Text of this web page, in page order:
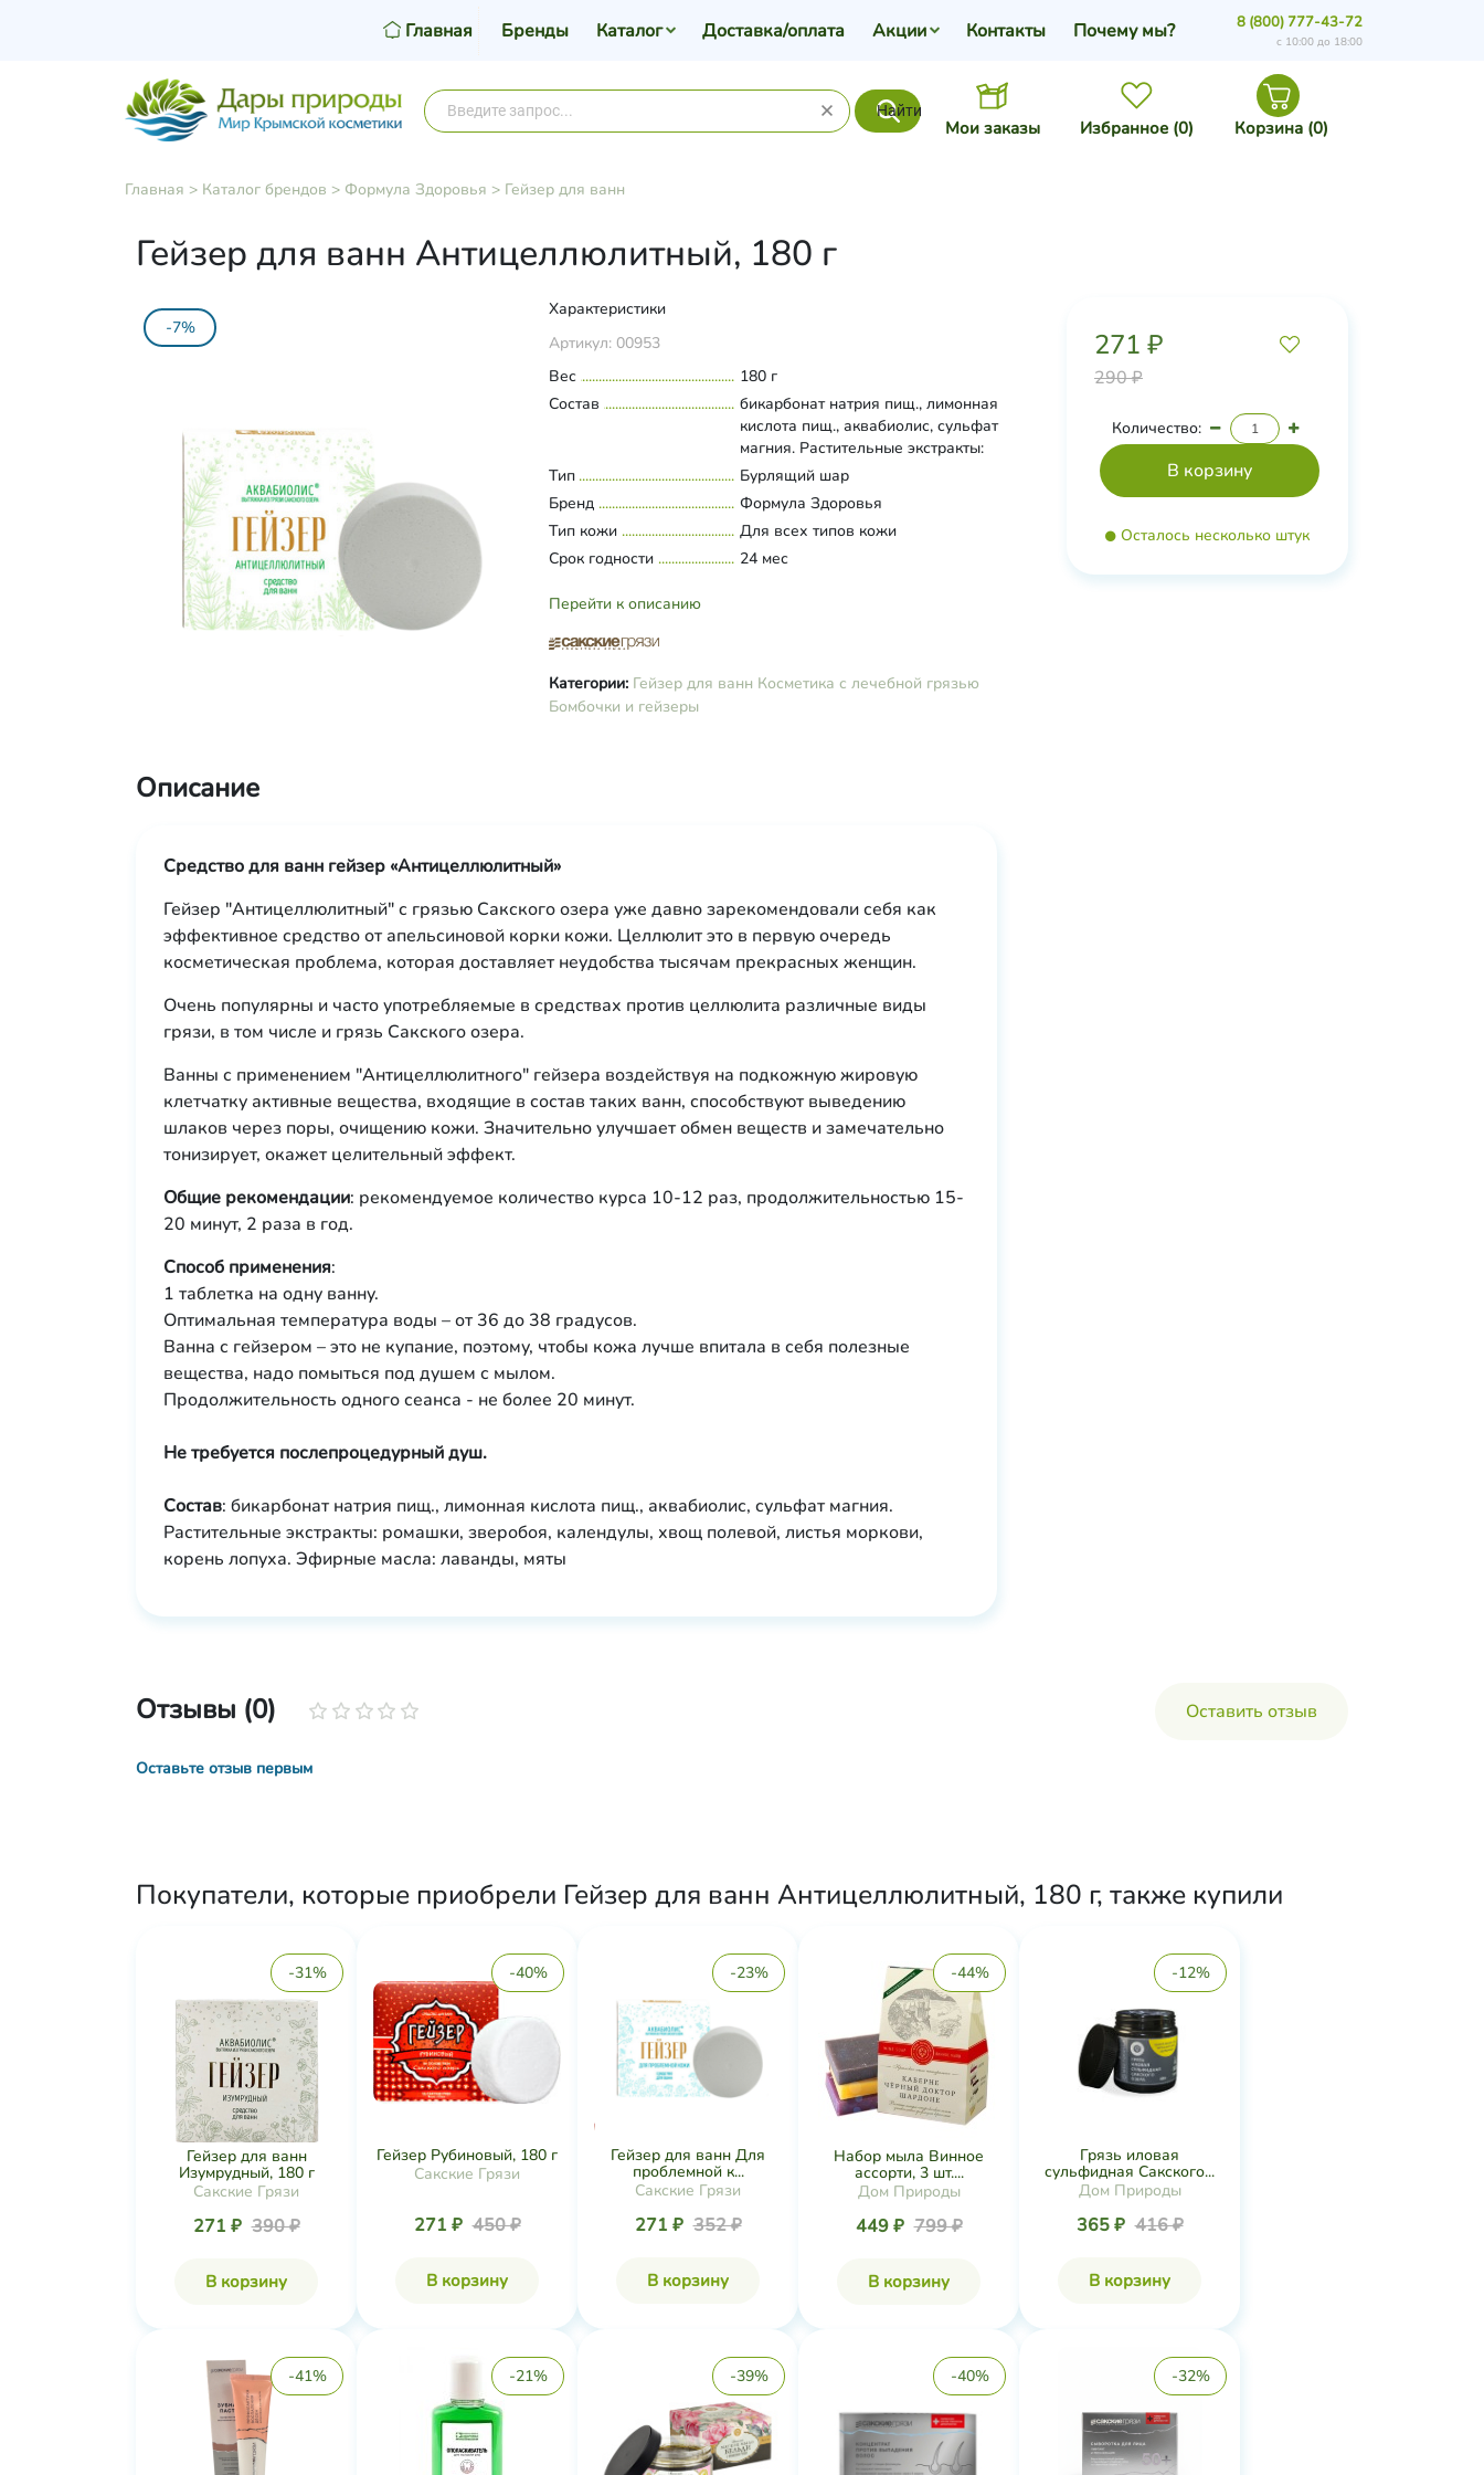
Найти
Мои заказы Избранное (0) Корзина (0)
Главная Бренды Каталог Доставка/оплата Акции Контакты Почему мы? 8 (800) 777-43-72
с 10:00 до 18:00
Главная > Каталог брендов > Формула Здоровья > Гейзер для ванн
Гейзер для ванн Антицеллюлитный, 180 г
-7%
Характеристики
Артикул: 00953
Вес
180 г
Состав
бикарбонат натрия пищ., лимонная
кислота пищ., аквабиолис, сульфат
магния. Растительные экстракты:
ромашки, зверобоя, календулы, хвощ
полевой, листья моркови, корень
лопуха. Эфирные масла: лаванды, мяты.
Развернуть состав
Тип
Бурлящий шар
Бренд
Формула Здоровья
Тип кожи
Для всех типов кожи
Срок годности
24 мес
Перейти к описанию
Категории: Гейзер для ванн Косметика с лечебной грязью
Бомбочки и гейзеры
271 ₽
290 ₽
Количество:
Осталось несколько штук
Описание
Средство для ванн гейзер «Антицеллюлитный»
Гейзер "Антицеллюлитный" с грязью Сакского озера уже давно зарекомендовали себя как
эффективное средство от апельсиновой корки кожи. Целлюлит это в первую очередь
косметическая проблема, которая доставляет неудобства тысячам прекрасных женщин.
Очень популярны и часто употребляемые в средствах против целлюлита различные виды
грязи, в том числе и грязь Сакского озера.
Ванны с применением "Антицеллюлитного" гейзера воздействуя на подкожную жировую
клетчатку активные вещества, входящие в состав таких ванн, способствуют выведению
шлаков через поры, очищению кожи. Значительно улучшает обмен веществ и замечательно
тонизирует, окажет целительный эффект.
Общие рекомендации: рекомендуемое количество курса 10-12 раз, продолжительностью 15-
20 минут, 2 раза в год.
Способ применения:
1 таблетка на одну ванну.
Оптимальная температура воды – от 36 до 38 градусов.
Ванна с гейзером – это не купание, поэтому, чтобы кожа лучше впитала в себя полезные
вещества, надо помыться под душем с мылом.
Продолжительность одного сеанса - не более 20 минут.
Не требуется послепроцедурный душ.
Состав: бикарбонат натрия пищ., лимонная кислота пищ., аквабиолис, сульфат магния.
Растительные экстракты: ромашки, зверобоя, календулы, хвощ полевой, листья моркови,
корень лопуха. Эфирные масла: лаванды, мяты
Отзывы (0) Оставить отзыв
Оставьте отзыв первым
Покупатели, которые приобрели Гейзер для ванн Антицеллюлитный, 180 г, также купили
-31%
Гейзер для ванн
Изумрудный, 180 г
Сакские Грязи
271 ₽ 390 ₽
В корзину
-40%
Гейзер Рубиновый, 180 г
Сакские Грязи
271 ₽ 450 ₽
В корзину
-23%
Гейзер для ванн Для
проблемной к...
Сакские Грязи
271 ₽ 352 ₽
В корзину
-44%
Набор мыла Винное
ассорти, 3 шт....
Дом Природы
449 ₽ 799 ₽
В корзину
-12%
Грязь иловая
сульфидная Сакского...
Дом Природы
365 ₽ 416 ₽
В корзину
-41% -21% -39% -40% -32%